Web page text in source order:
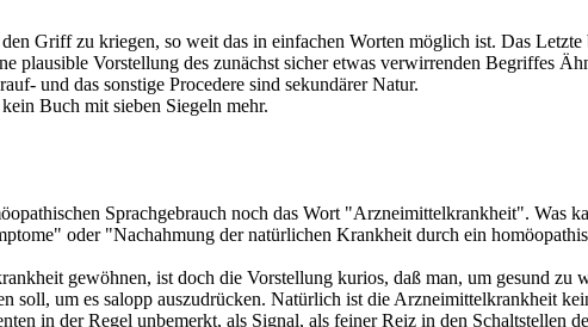
Griff zu kriegen, so weit das in einfachen Worten möglich ist. Das
plausible Vorstellung des zunächst sicher etwas verwirrenden Begriffes
und das sonstige Procedere sind sekundärer Natur.
Buch mit sieben Siegeln mehr.
Sprachgebrauch noch das Wort "Arzneimittelkrankheit". Was
oder "Nachahmung der natürlichen Krankheit durch ein
gewöhnen, ist doch die Vorstellung kurios, daß man, um gesund
soll, um es salopp auszudrücken. Natürlich ist die Arzneimittelkrankheit
in der Regel unbemerkt, als Signal, als feiner Reiz in den Schaltstellen